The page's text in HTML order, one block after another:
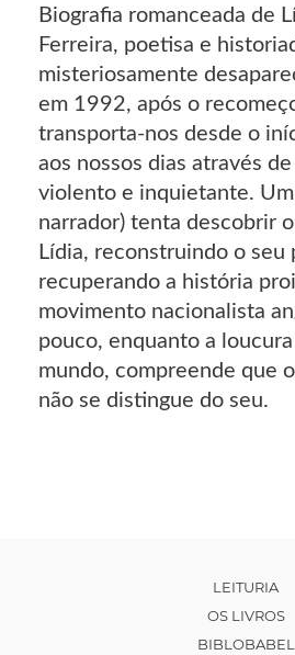
Biografia romanceada de
Ferreira, poetisa e
misteriosamente
em 1992, após o
transporta-nos desde o
aos nossos dias através
violento e inquietante.
narrador) tenta descobrir
Lídia, reconstruindo o seu
recuperando a história
movimento nacionalista
pouco, enquanto a
mundo, compreende que
não se distingue do seu.
LEITURIA
OS LIVROS
BIBLOBABEL